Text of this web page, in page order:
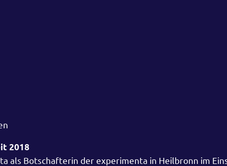
2018
als Botschafterin der experimenta in Heilbronn im